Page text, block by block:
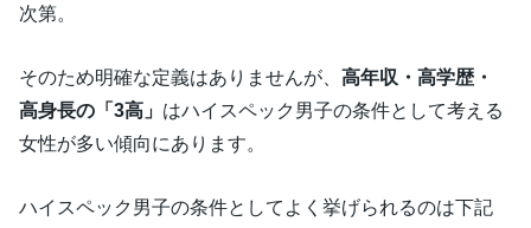
次第。
そのため明確な定義はありませんが、高年収・高学歴・
高身長の「3高」 はハイスペック男子の条件として考える
女性が多い傾向にあります。
ハイスペック男子の条件としてよく挙げられるのは下記